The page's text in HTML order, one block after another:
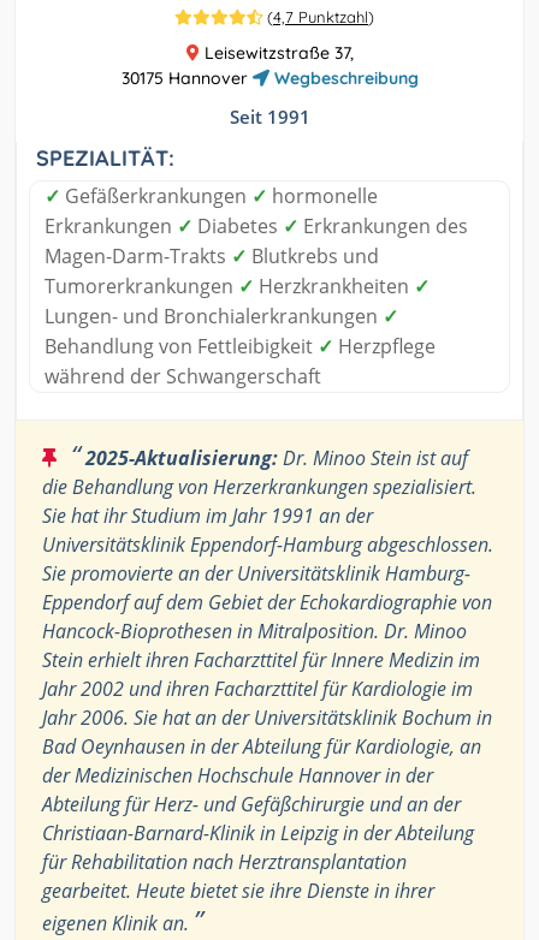
(4,7 Punktzahl)
Leisewitzstraße 37,
30175 Hannover
Wegbeschreibung
Seit 1991
SPEZIALITÄT:
✓ Gefäßerkrankungen ✓ hormonelle
Erkrankungen ✓ Diabetes ✓ Erkrankungen des
Magen-Darm-Trakts ✓ Blutkrebs und
Tumorerkrankungen ✓ Herzkrankheiten ✓
Lungen- und Bronchialerkrankungen ✓
Behandlung von Fettleibigkeit ✓ Herzpflege
während der Schwangerschaft
“2025-Aktualisierung:Dr. Minoo Stein ist auf
die Behandlung von Herzerkrankungen spezialisiert.
Sie hat ihr Studium im Jahr 1991 an der
Universitätsklinik Eppendorf-Hamburg abgeschlossen.
Sie promovierte an der Universitätsklinik Hamburg-
Eppendorf auf dem Gebiet der Echokardiographie von
Hancock-Bioprothesen in Mitralposition. Dr. Minoo
Stein erhielt ihren Facharzttitel für Innere Medizin im
Jahr 2002 und ihren Facharzttitel für Kardiologie im
Jahr 2006. Sie hat an der Universitätsklinik Bochum in
Bad Oeynhausen in der Abteilung für Kardiologie, an
der Medizinischen Hochschule Hannover in der
Abteilung für Herz- und Gefäßchirurgie und an der
Christiaan-Barnard-Klinik in Leipzig in der Abteilung
für Rehabilitation nach Herztransplantation
gearbeitet. Heute bietet sie ihre Dienste in ihrer
eigenen Klinik an. ”